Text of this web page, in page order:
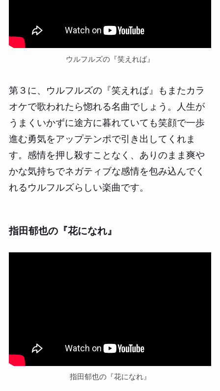
ウルフルズの『笑えれば』
第３に、ウルフルズの『笑えれば』もまたカラ
オケで歌われたら惚れる名曲でしょう。人生が
うまくいかずに途方に暮れていても笑顔で一歩
進む勇気をアップテンポで引き出してくれま
す。感情を押し殺すことなく、ありのまま爽や
かな気持ちでネガティブな感情を包み込んでく
れるウルフルズらしい楽曲です。
指田郁也の『花になれ』
指田郁也の『花になれ』